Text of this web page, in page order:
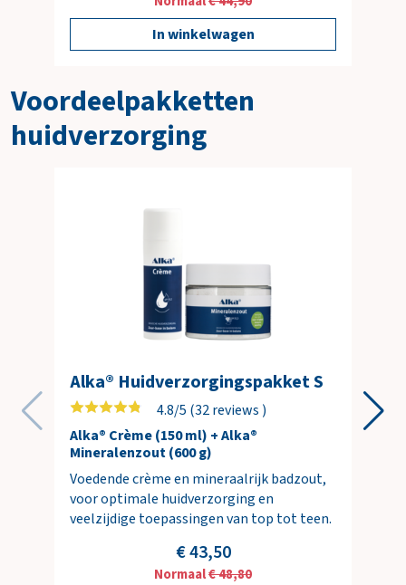
In winkelwagen
Voordeelpakketten
huidverzorging
Alka® Huidverzorgingspakket S
4.8/5 (32 reviews )
Alka® Crème (150 ml) + Alka®
Mineralenzout (600 g)
Voedende crème en mineraalrijk badzout,
voor optimale huidverzorging en
veelzijdige toepassingen van top tot teen.
€ 43,50
Normaal€ 48,80